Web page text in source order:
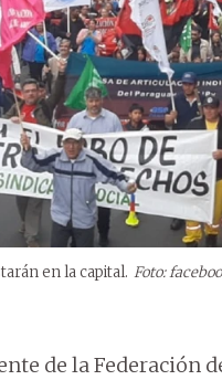
en la capital. Foto:
de la Federación